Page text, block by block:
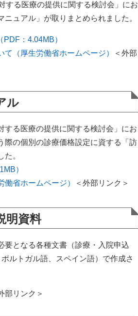
る医療の提供に関する検討会」にお
ュアル」が取りまとめられました。
：4.04MB）
（厚生労働省ホームページ）
＜外部
ル
る医療の提供に関する検討会」にお
際の個別の診療価格設定に資する「訪
。
）
省ホームページ）
＜外部リンク＞
明資料
となる各種文書（診療・入院申込
ルトガル語、スペイン語）で作成さ
部リンク＞